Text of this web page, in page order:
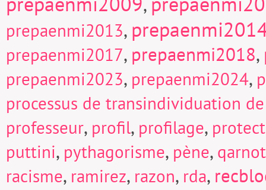
prepaenmi2013,
prepaenmi2017, prepaenmi2018,
prepaenmi2023, prepaenmi2024,
processus de transindividuation
professeur, profil, profilage,
puttini, pythagorisme, pène, qarnot
racisme, ramirez, razon, rda,